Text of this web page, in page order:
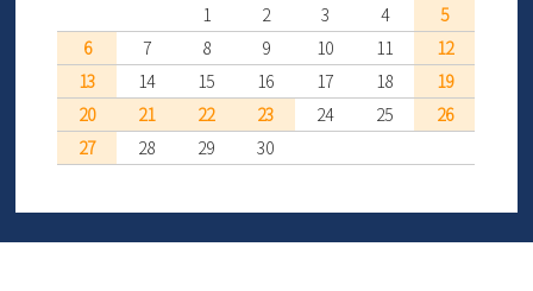
1
2 3 4
5
6
7 8 9 10 11
12
13
14 15 16 17 18
19
20
21 22 23 24 25
26
27
28 29 30